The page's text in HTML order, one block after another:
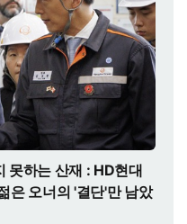
못하는 산재 : HD현대
은 오너의 '결단'만 남았